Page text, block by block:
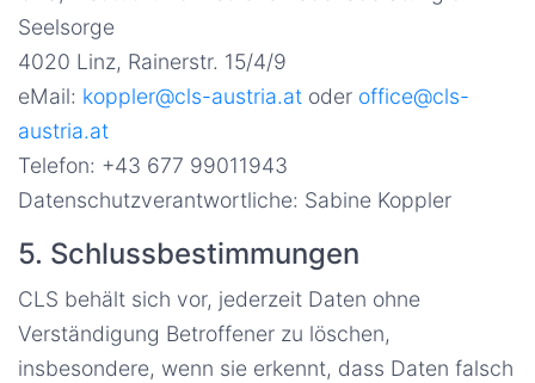
Seelsorge
4020 Linz, Rainerstr. 15/4/9
eMail: koppler@cls-austria.at oder office@cls-
austria.at
Telefon: +43 677 99011943
Datenschutzverantwortliche: Sabine Koppler
5. Schlussbestimmungen
CLS behält sich vor, jederzeit Daten ohne
Verständigung Betroffener zu löschen,
insbesondere, wenn sie erkennt, dass Daten falsch